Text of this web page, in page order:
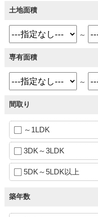
土地面積
～
専有面積
～
間取り
～1LDK
3DK～3LDK
5DK～5LDK以上
築年数